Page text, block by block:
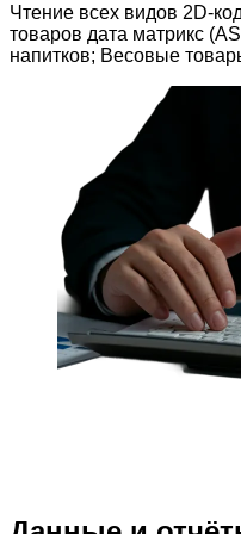
Чтение всех видов 2D-
товаров дата матрикс
напитков; Весовые